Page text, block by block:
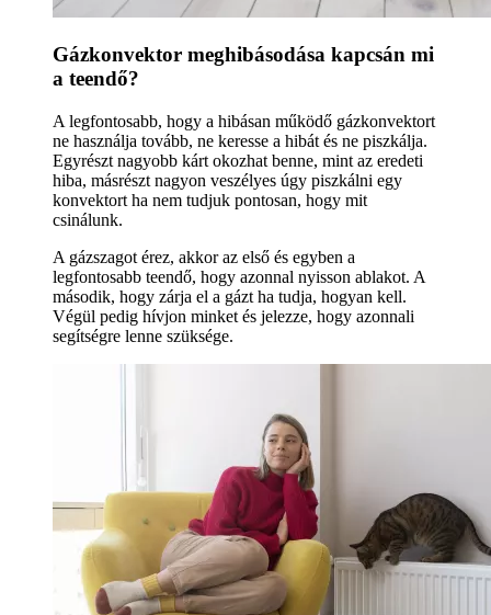
Gázkonvektor meghibásodása kapcsán mi
a teendő?
A legfontosabb, hogy a hibásan működő gázkonvektort
ne használja tovább, ne keresse a hibát és ne piszkálja.
Egyrészt nagyobb kárt okozhat benne, mint az eredeti
hiba, másrészt nagyon veszélyes úgy piszkálni egy
konvektort ha nem tudjuk pontosan, hogy mit
csinálunk.
A gázszagot érez, akkor az első és egyben a
legfontosabb teendő, hogy azonnal nyisson ablakot. A
második, hogy zárja el a gázt ha tudja, hogyan kell.
Végül pedig hívjon minket és jelezze, hogy azonnali
segítségre lenne szüksége.